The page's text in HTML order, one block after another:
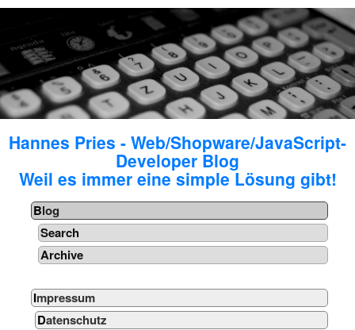
Hannes Pries - Web/Shopware/JavaScript-
Developer Blog
Weil es immer eine simple Lösung gibt!
Blog
Search
Archive
Impressum
Datenschutz